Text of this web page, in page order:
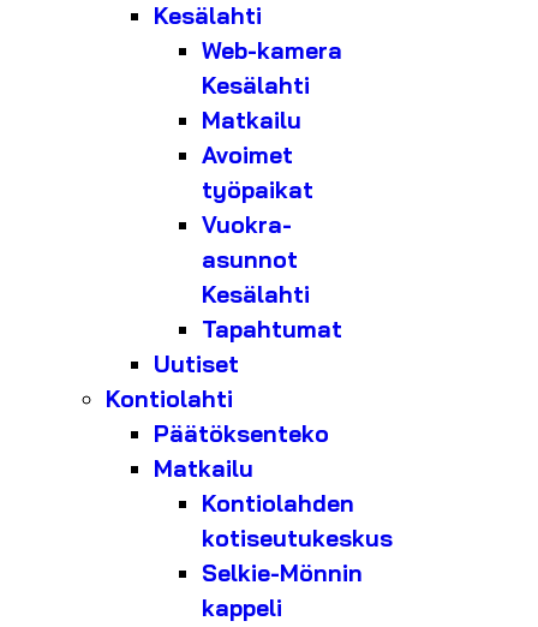
Kesälahti
Web-kamera
Kesälahti
Matkailu
Avoimet
työpaikat
Vuokra-
asunnot
Kesälahti
Tapahtumat
Uutiset
Kontiolahti
Päätöksenteko
Matkailu
Kontiolahden
kotiseutukeskus
Selkie-Mönnin
kappeli